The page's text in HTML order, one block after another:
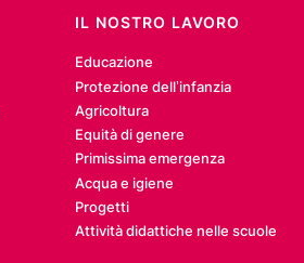
IL NOSTRO LAVORO
Educazione
Protezione dell’infanzia
Agricoltura
Equità di genere
Primissima emergenza
Acqua e igiene
Progetti
Attività didattiche nelle scuole